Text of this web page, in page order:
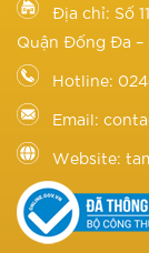
Địa chỉ: Số
Quận Đống Đa –
Hotline:
Email:
Website: